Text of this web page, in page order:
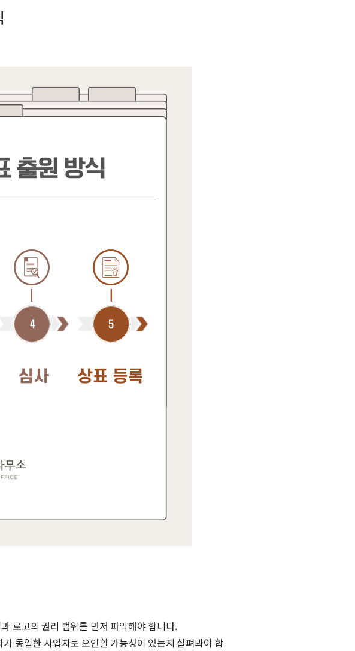
로고의 권리 범위를 먼저 파악해야 합니다.
동일한 사업자로 오인할 가능성이 있는지 살펴봐야 합